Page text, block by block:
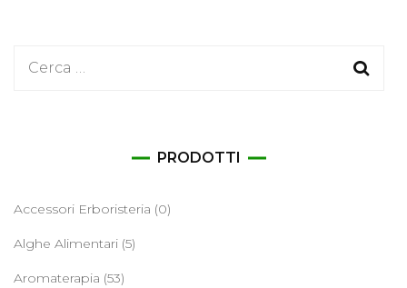
Ricerca
PRODOTTI
Accessori Erboristeria (0)
Alghe Alimentari (5)
Aromaterapia (53)